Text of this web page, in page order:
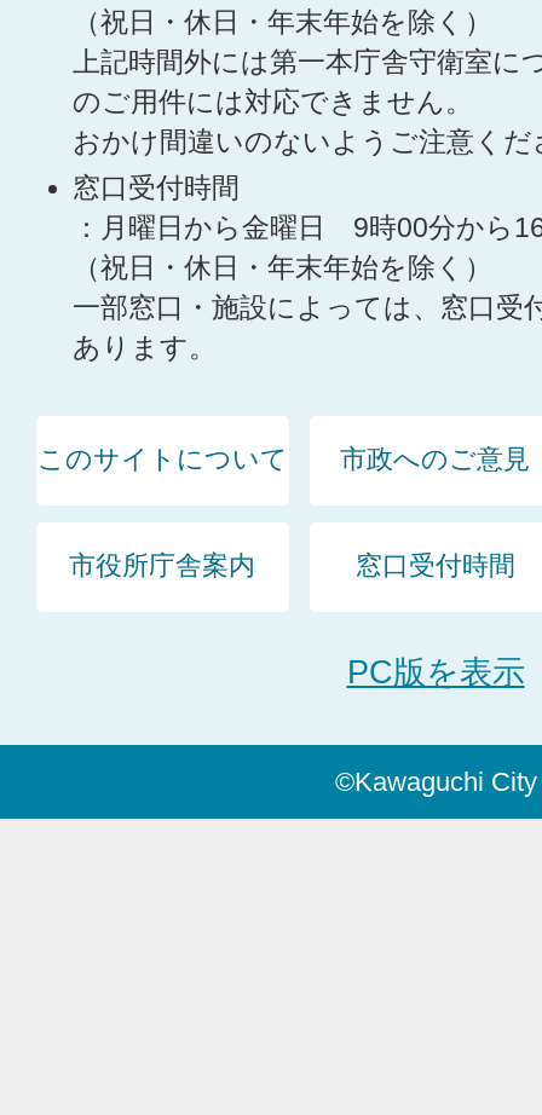
（祝日・休日・年末年始を除く）
上記時間外には第一本庁舎守衛室に
のご用件には対応できません。
おかけ間違いのないようご注意くだ
窓口受付時間
：月曜日から金曜日 9時00分から
（祝日・休日・年末年始を除く）
一部窓口・施設によっては、窓口受
あります。
このサイトについて 市政へのご意見
市役所庁舎案内 窓口受付時間
PC版を表示
©Kawaguchi City